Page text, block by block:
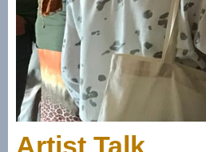
Artist Talk